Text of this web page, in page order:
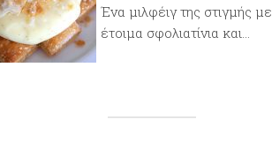
Ένα μιλφέιγ της στιγμής με
έτοιμα σφολιατίνια και...